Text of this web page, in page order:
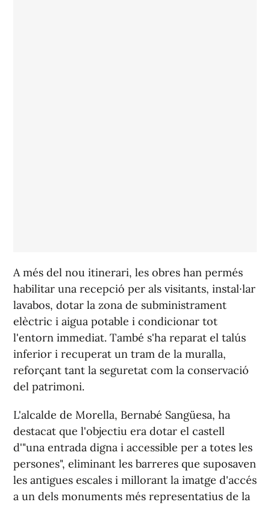
A més del nou itinerari, les obres han permés
habilitar una recepció per als visitants, instal·lar
lavabos, dotar la zona de subministrament
elèctric i aigua potable i condicionar tot
l'entorn immediat. També s'ha reparat el talús
inferior i recuperat un tram de la muralla,
reforçant tant la seguretat com la conservació
del patrimoni.
L'alcalde de Morella, Bernabé Sangüesa, ha
destacat que l'objectiu era dotar el castell
d'"una entrada digna i accessible per a totes les
persones", eliminant les barreres que suposaven
les antigues escales i millorant la imatge d'accés
a un dels monuments més representatius de la